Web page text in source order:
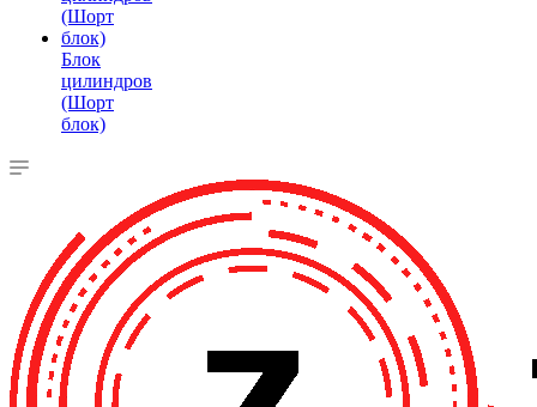
Блок
цилиндров
(Шорт
блок)